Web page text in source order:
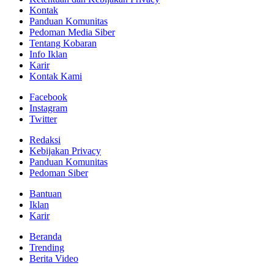
Kontak
Panduan Komunitas
Pedoman Media Siber
Tentang Kobaran
Info Iklan
Karir
Kontak Kami
Facebook
Instagram
Twitter
Redaksi
Kebijakan Privacy
Panduan Komunitas
Pedoman Siber
Bantuan
Iklan
Karir
Beranda
Trending
Berita Video